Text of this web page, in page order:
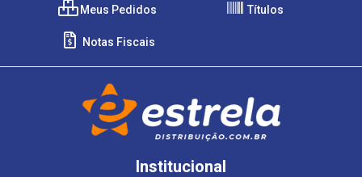
Meus Pedidos Títulos
Notas Fiscais
Institucional